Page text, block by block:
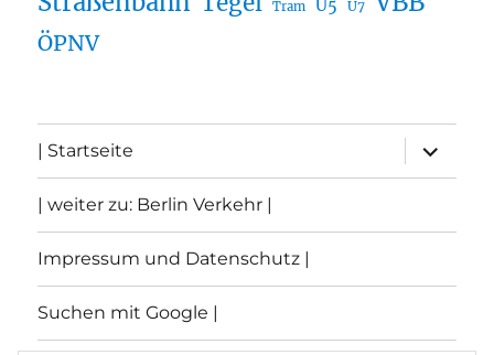
Tram U5 U7
ÖPNV
| Startseite
öffnen
| weiter zu: Berlin Verkehr |
Impressum und Datenschutz |
Suchen mit Google |